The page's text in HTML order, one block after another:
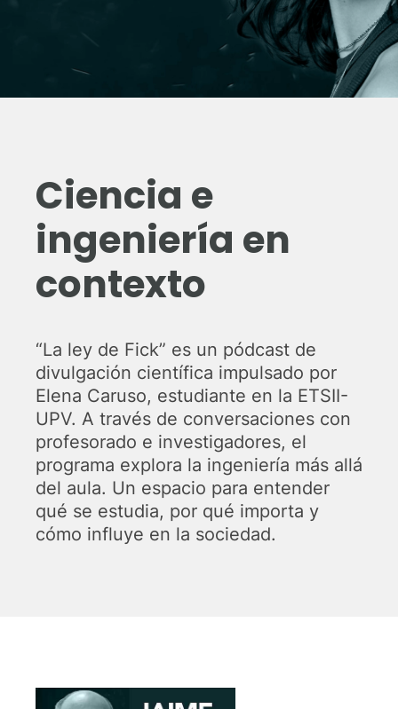
Ciencia e
ingeniería en
contexto
“La ley de Fick” es un pódcast de
divulgación científica impulsado por
Elena Caruso, estudiante en la ETSII-
UPV. A través de conversaciones con
profesorado e investigadores, el
programa explora la ingeniería más allá
del aula. Un espacio para entender
qué se estudia, por qué importa y
cómo influye en la sociedad.